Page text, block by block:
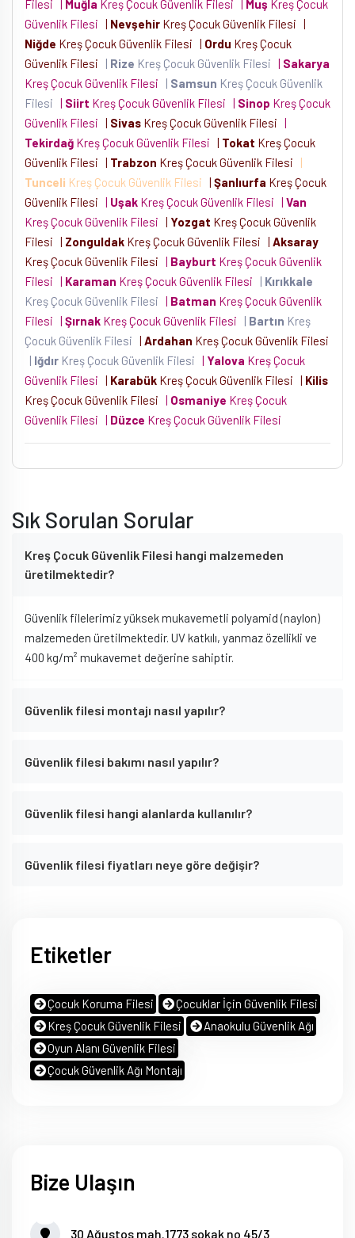
Filesi | Muğla Kreş Çocuk Güvenlik Filesi | Muş Kreş Çocuk
Güvenlik Filesi | Nevşehir Kreş Çocuk Güvenlik Filesi |
Niğde Kreş Çocuk Güvenlik Filesi | Ordu Kreş Çocuk
Güvenlik Filesi
| Rize Kreş Çocuk Güvenlik Filesi | Sakarya
Kreş Çocuk Güvenlik Filesi
| Samsun Kreş Çocuk Güvenlik
Filesi | Siirt Kreş Çocuk Güvenlik Filesi | Sinop Kreş Çocuk
Güvenlik Filesi | Sivas Kreş Çocuk Güvenlik Filesi |
Tekirdağ Kreş Çocuk Güvenlik Filesi | Tokat Kreş Çocuk
Güvenlik Filesi | Trabzon Kreş Çocuk Güvenlik Filesi
|
Tunceli Kreş Çocuk Güvenlik Filesi | Şanlıurfa Kreş Çocuk
Güvenlik Filesi | Uşak Kreş Çocuk Güvenlik Filesi | Van
Kreş Çocuk Güvenlik Filesi | Yozgat Kreş Çocuk Güvenlik
Filesi | Zonguldak Kreş Çocuk Güvenlik Filesi | Aksaray
Kreş Çocuk Güvenlik Filesi | Bayburt Kreş Çocuk Güvenlik
Filesi | Karaman Kreş Çocuk Güvenlik Filesi | Kırıkkale
Kreş Çocuk Güvenlik Filesi | Batman Kreş Çocuk Güvenlik
Filesi | Şırnak Kreş Çocuk Güvenlik Filesi | Bartın Kreş
Çocuk Güvenlik Filesi | Ardahan Kreş Çocuk Güvenlik Filesi
| Iğdır Kreş Çocuk Güvenlik Filesi | Yalova Kreş Çocuk
Güvenlik Filesi | Karabük Kreş Çocuk Güvenlik Filesi | Kilis
Kreş Çocuk Güvenlik Filesi | Osmaniye Kreş Çocuk
Güvenlik Filesi | Düzce Kreş Çocuk Güvenlik Filesi
Sık Sorulan Sorular
Kreş Çocuk Güvenlik Filesi hangi malzemeden
üretilmektedir?
Güvenlik filelerimiz yüksek mukavemetli polyamid (naylon)
malzemeden üretilmektedir. UV katkılı, yanmaz özellikli ve
400 kg/m² mukavemet değerine sahiptir.
Güvenlik filesi montajı nasıl yapılır?
Güvenlik filesi bakımı nasıl yapılır?
Güvenlik filesi hangi alanlarda kullanılır?
Güvenlik filesi fiyatları neye göre değişir?
Etiketler
Çocuk Koruma Filesi
Çocuklar İçin Güvenlik Filesi
Kreş Çocuk Güvenlik Filesi
Anaokulu Güvenlik Ağı
Oyun Alanı Güvenlik Filesi
Çocuk Güvenlik Ağı Montajı
Bize Ulaşın
30 Ağustos mah.1773 sokak no 45/3